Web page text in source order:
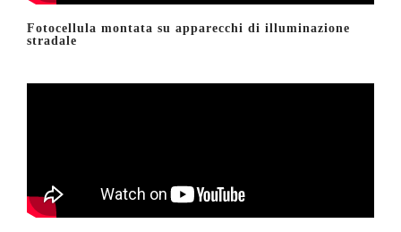
Fotocellula montata su apparecchi di illuminazione
stradale